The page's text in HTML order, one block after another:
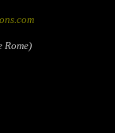
Rome)